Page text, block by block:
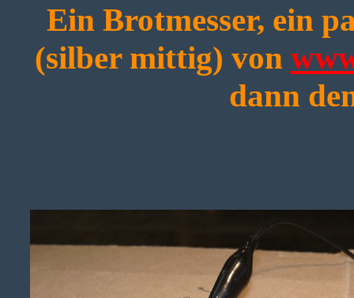
Ein Brotmesser, ein
(silber mittig) von
dann